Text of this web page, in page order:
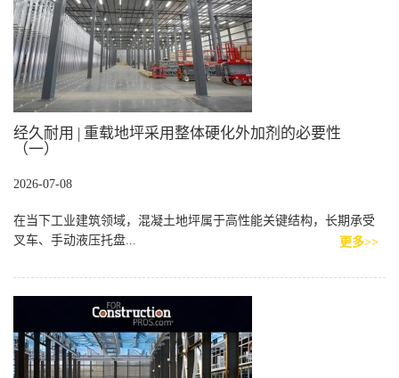
经久耐用 | 重载地坪采用整体硬化外加剂的必要性
（一）
2026-07-08
在当下工业建筑领域，混凝土地坪属于高性能关键结构，长期承受
叉车、手动液压托盘...
更多>>